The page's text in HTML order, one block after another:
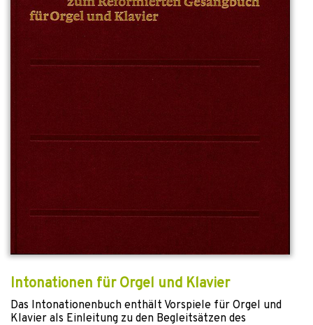
Intonationen für Orgel und Klavier
Das Intonationenbuch enthält Vorspiele für Orgel und
Klavier als Einleitung zu den Begleitsätzen des